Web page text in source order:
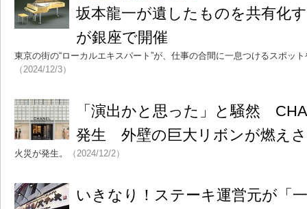
坂本龍一が遺したものを共有化
が銀座で開催
東京の街の“ローカルエキスパート”が、仕事の合間に一息つけるスポッ
（2024/12/3）
「演出かと思った」と騒然
発生 外壁の巨大リボンが燃え
火災が発生。 （2024/12/2）
いきなり！ステーキ運営元が「